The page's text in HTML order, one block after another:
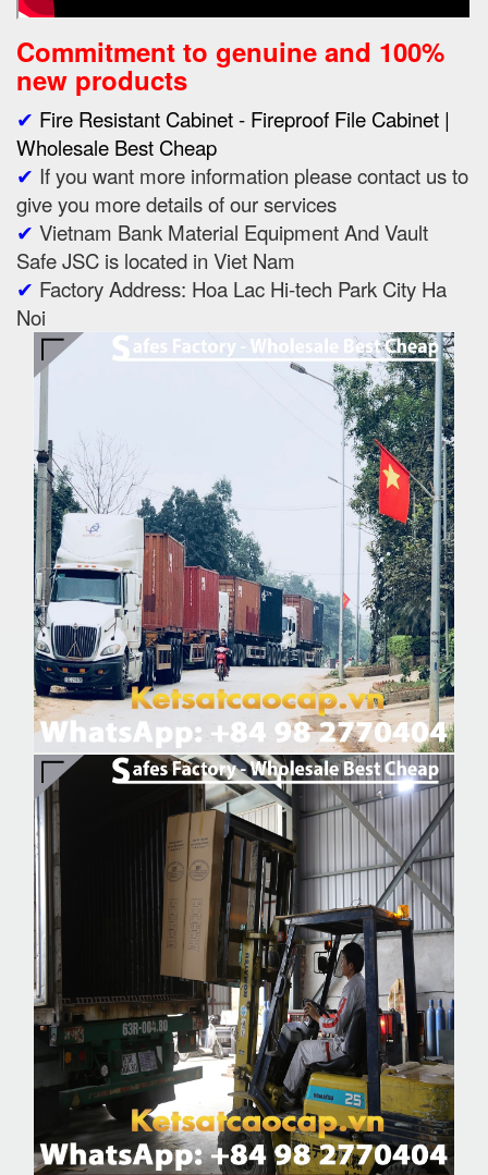
Commitment to genuine and 100%
new products
✔ Fire Resistant Cabinet - Fireproof File Cabinet |
Wholesale Best Cheap
✔ If you want more information please contact us to
give you more details of our services
✔ Vietnam Bank Material Equipment And Vault
Safe JSC is located in Viet Nam
✔ Factory Address: Hoa Lac Hi-tech Park City Ha
Noi